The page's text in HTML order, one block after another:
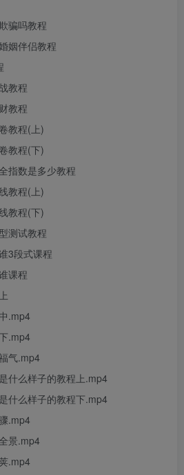
骗吗教程
姻伴侣教程
教程
教程
教程(上)
教程(下)
指数是多少教程
教程(上)
教程(下)
测试教程
3段式课程
课程
.mp4
.mp4
气.mp4
什么样子的教程上.mp4
什么样子的教程下.mp4
.mp4
景.mp4
.mp4